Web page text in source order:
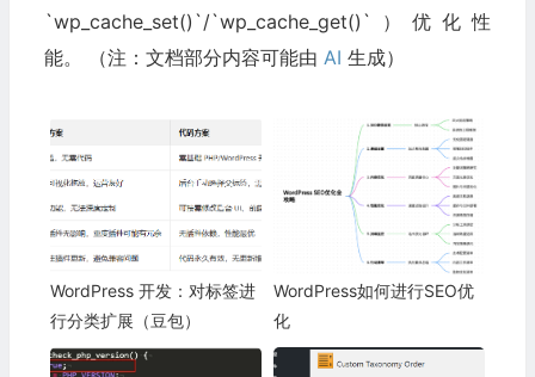
`wp_cache_set()`/`wp_cache_get()`）优化性
能。 （注：文档部分内容可能由 AI 生成）
WordPress 开发：对标签进
行分类扩展（豆包）
WordPress如何进行SEO优
化